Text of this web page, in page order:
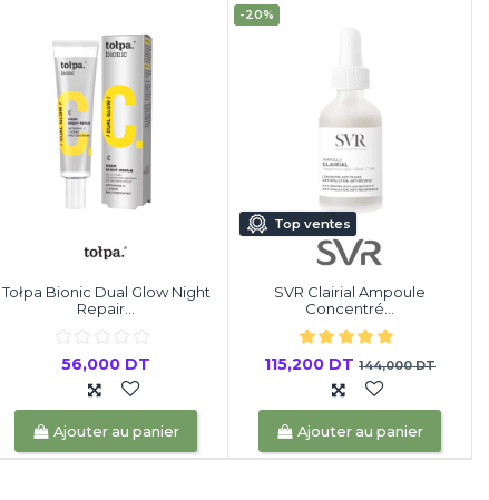
Tołpa Bionic Dual Glow Night
Repair...
56,000 DT
Ajouter au panier
Top ventes
-20%
SVR Clairial Ampoule
Concentré...
115,200 DT 144,000 DT
Ajouter au panier